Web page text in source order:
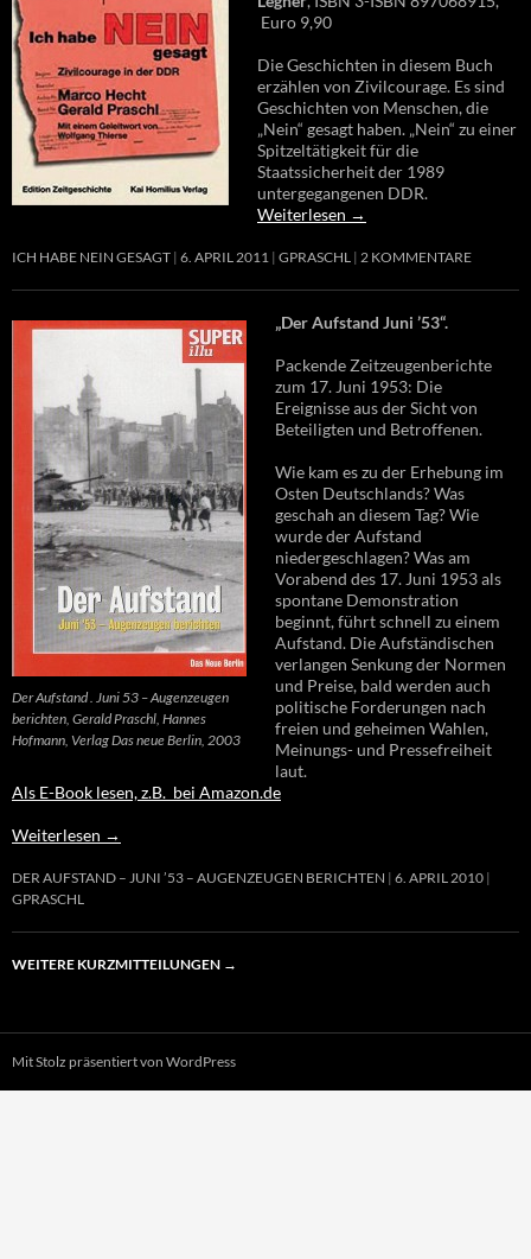
Euro 9,90
Die Geschichten in diesem Buch
erzählen von Zivilcourage. Es sind
Geschichten von Menschen, die
„Nein“ gesagt haben. „Nein“ zu einer
Spitzeltätigkeit für die
Staatssicherheit der 1989
untergegangenen DDR.
Weiterlesen →
ICH HABE NEIN GESAGT 6. APRIL 2011 GPRASCHL 2 KOMMENTARE
Der Aufstand . Juni 53 – Augenzeugen
berichten, Gerald Praschl, Hannes
Hofmann, Verlag Das neue Berlin, 2003
„Der Aufstand Juni ’53“.
Packende Zeitzeugenberichte
zum 17. Juni 1953: Die
Ereignisse aus der Sicht von
Beteiligten und Betroffenen.
Wie kam es zu der Erhebung im
Osten Deutschlands? Was
geschah an diesem Tag? Wie
wurde der Aufstand
niedergeschlagen? Was am
Vorabend des 17. Juni 1953 als
spontane Demonstration
beginnt, führt schnell zu einem
Aufstand. Die Aufständischen
verlangen Senkung der Normen
und Preise, bald werden auch
politische Forderungen nach
freien und geheimen Wahlen,
Meinungs- und Pressefreiheit
laut.
Als E-Book lesen, z.B. bei Amazon.de
Weiterlesen →
DER AUFSTAND – JUNI ’53 – AUGENZEUGEN BERICHTEN 6. APRIL 2010
GPRASCHL
WEITERE KURZMITTEILUNGEN →
Mit Stolz präsentiert von WordPress